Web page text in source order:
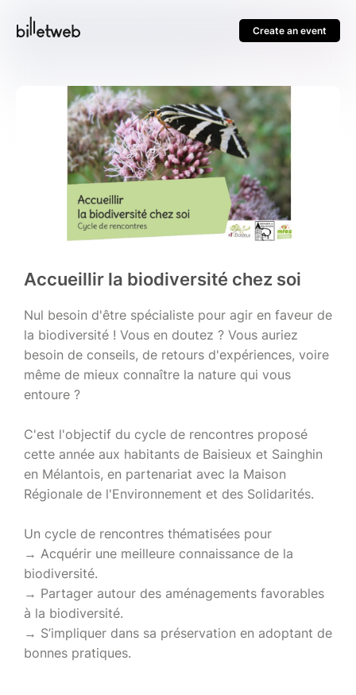
Create an event
Accueillir la biodiversité chez soi
Nul besoin d'être spécialiste pour agir en faveur de
la biodiversité ! Vous en doutez ? Vous auriez
besoin de conseils, de retours d'expériences, voire
même de mieux connaître la nature qui vous
entoure ?
C'est l'objectif du cycle de rencontres proposé
cette année aux habitants de Baisieux et Sainghin
en Mélantois, en partenariat avec la Maison
Régionale de l'Environnement et des Solidarités.
Un cycle de rencontres thématisées pour
→ Acquérir une meilleure connaissance de la
biodiversité.
→ Partager autour des aménagements favorables
à la biodiversité.
→ S’impliquer dans sa préservation en adoptant de
bonnes pratiques.